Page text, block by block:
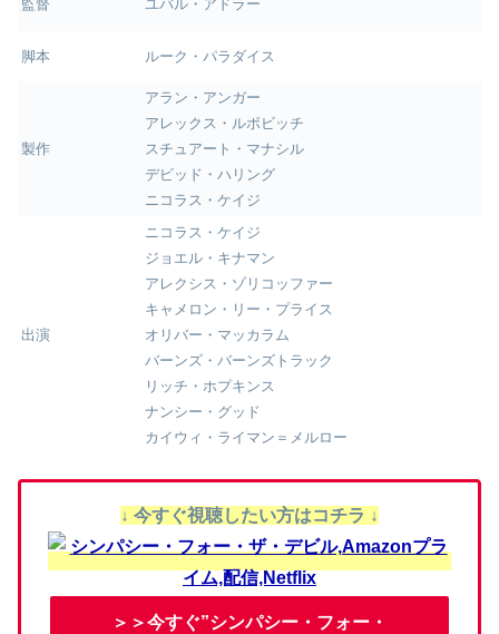
監督 ユバル・アドラー
脚本 ルーク・パラダイス
製作
アラン・アンガー
アレックス・ルボビッチ
スチュアート・マナシル
デビッド・ハリング
ニコラス・ケイジ
出演
ニコラス・ケイジ
ジョエル・キナマン
アレクシス・ゾリコッファー
キャメロン・リー・プライス
オリバー・マッカラム
バーンズ・バーンズトラック
リッチ・ホプキンス
ナンシー・グッド
カイウィ・ライマン＝メルロー
↓ 今すぐ視聴したい方はコチラ ↓
＞＞今すぐ”シンパシー・フォー・